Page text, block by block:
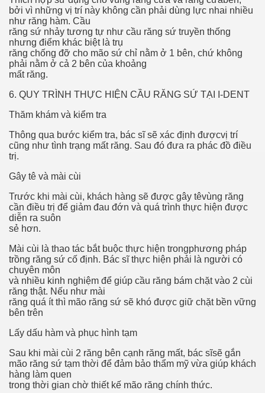
bởi vì những vị trí này không cần phải dùng lực nhai nhiều
như răng hàm. Cầu
răng sứ nhảy tương tự như cầu răng sứ truyền thống
nhưng điểm khác biệt là trụ
răng chống đỡ cho mão sứ chỉ nằm ở 1 bên, chứ không
phải nằm ở cả 2 bên của khoảng
mất răng.
6. QUY TRÌNH THỰC HIỆN CẦU RĂNG SỨ TẠI I-DENT
Thăm khám và kiểm tra
Thông qua bước kiểm tra, bác sĩ sẽ xác định đượcvị trí
cũng như tình trạng mất răng. Sau đó đưa ra phác đồ điều
trị.
Gây tê và mài cùi
Trước khi mài cùi, khách hàng sẽ được gây têvùng răng
cần điều trị để giảm đau đớn và quá trình thực hiện được
diễn ra suôn
sẻ hơn.
Mài cùi là thao tác bắt buộc thực hiện trongphương pháp
trồng răng sứ cố định. Bác sĩ thực hiện phải là người có
chuyên môn
và nhiều kinh nghiệm để giúp cầu răng bám chặt vào 2 cùi
răng thật. Nếu như mài
răng quá ít thì mão răng sứ sẽ khó được giữ chặt bền vững
bên trên
Lấy dấu hàm và phục hình tạm
Sau khi mài cùi 2 răng bên cạnh răng mất, bác sĩsẽ gắn
mão răng sứ tạm thời để đảm bảo thẩm mỹ vừa giúp khách
hàng làm quen
trong thời gian chờ thiết kế mão răng chính thức.
Red Wine
in Hollywood
Sheet
for Online Startups